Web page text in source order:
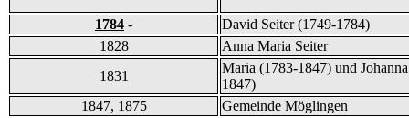
1784 -
David Seiter (1749-1784)
1828
Anna Maria Seiter
1831
Maria (1783-1847) und
1847)
1847, 1875
Gemeinde Möglingen